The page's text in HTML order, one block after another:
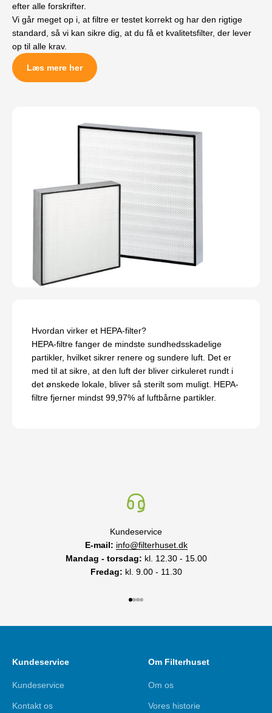
efter alle forskrifter.
Vi går meget op i, at filtre er testet korrekt og har den rigtige
standard, så vi kan sikre dig, at du få et kvalitetsfilter, der lever
op til alle krav.
Læs mere her
Hvordan virker et HEPA-filter?
HEPA-filtre fanger de mindste sundhedsskadelige
partikler, hvilket sikrer renere og sundere luft. Det er
med til at sikre, at den luft der bliver cirkuleret rundt i
det ønskede lokale, bliver så sterilt som muligt. HEPA-
filtre fjerner mindst 99,97% af luftbårne partikler.
Kundeservice
E-mail: info@filterhuset.dk
Mandag - torsdag: kl. 12.30 - 15.00
Fredag: kl. 9.00 - 11.30
Kundeservice
Kundeservice
Kontakt os
Om Filterhuset
Om os
Vores historie